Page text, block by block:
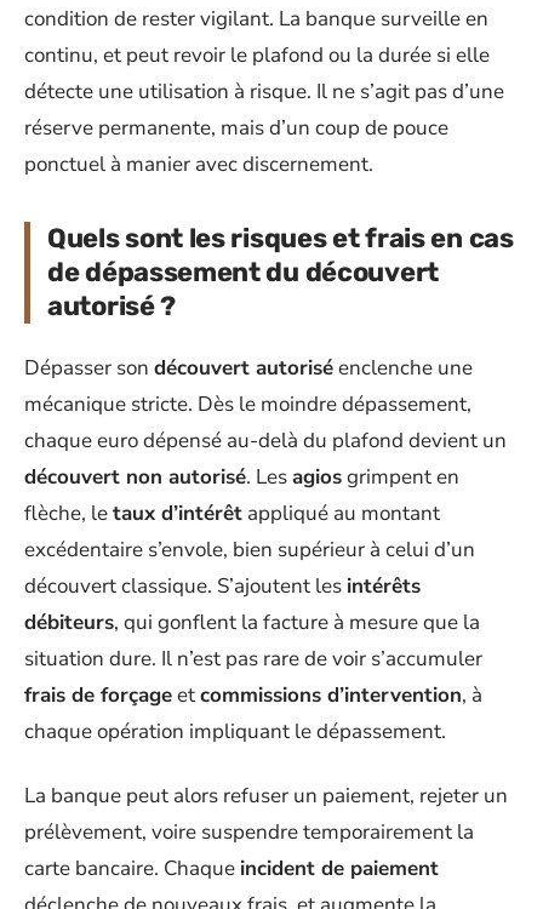
condition de rester vigilant. La banque surveille en
continu, et peut revoir le plafond ou la durée si elle
détecte une utilisation à risque. Il ne s’agit pas d’une
réserve permanente, mais d’un coup de pouce
ponctuel à manier avec discernement.
Quels sont les risques et frais en cas
de dépassement du découvert
autorisé ?
Dépasser son découvert autoriséenclenche une
mécanique stricte. Dès le moindre dépassement,
chaque euro dépensé au-delà du plafond devient un
découvert non autorisé. Lesagiosgrimpent en
flèche, letaux d’intérêt appliqué au montant
excédentaire s’envole, bien supérieur à celui d’un
découvert classique. S’ajoutent les intérêts
débiteurs, qui gonflent la facture à mesure que la
situation dure. Il n’est pas rare de voir s’accumuler
frais de forçageetcommissions d’intervention, à
chaque opération impliquant le dépassement.
La banque peut alors refuser un paiement, rejeter un
prélèvement, voire suspendre temporairement la
carte bancaire. Chaque incident de paiement